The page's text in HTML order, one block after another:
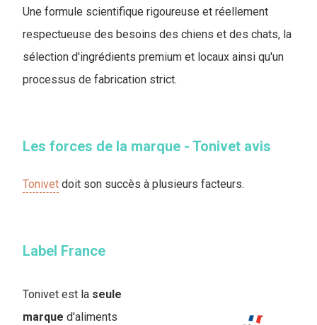
Une formule scientifique rigoureuse et réellement
respectueuse des besoins des chiens et des chats, la
sélection d'ingrédients premium et locaux ainsi qu'un
processus de fabrication strict.
Les forces de la marque - Tonivet avis
Tonivet doit son succès à plusieurs facteurs.
Label France
Tonivet est la seule
marque d'aliments